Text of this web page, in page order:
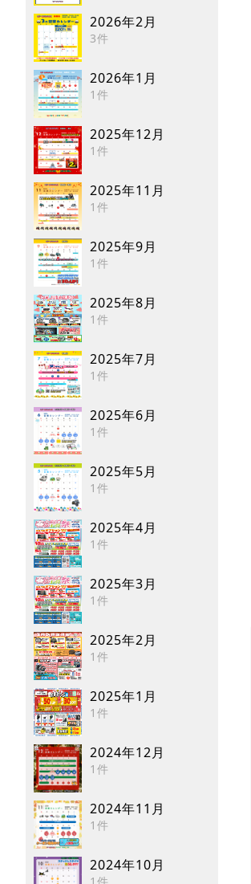
2026年2月
3件
2026年1月
1件
2025年12月
1件
2025年11月
1件
2025年9月
1件
2025年8月
1件
2025年7月
1件
2025年6月
1件
2025年5月
1件
2025年4月
1件
2025年3月
1件
2025年2月
1件
2025年1月
1件
2024年12月
1件
2024年11月
1件
2024年10月